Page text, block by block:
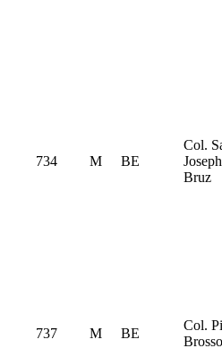
734 M BE
Col.
Joseph
Bruz
737 M BE
Col.